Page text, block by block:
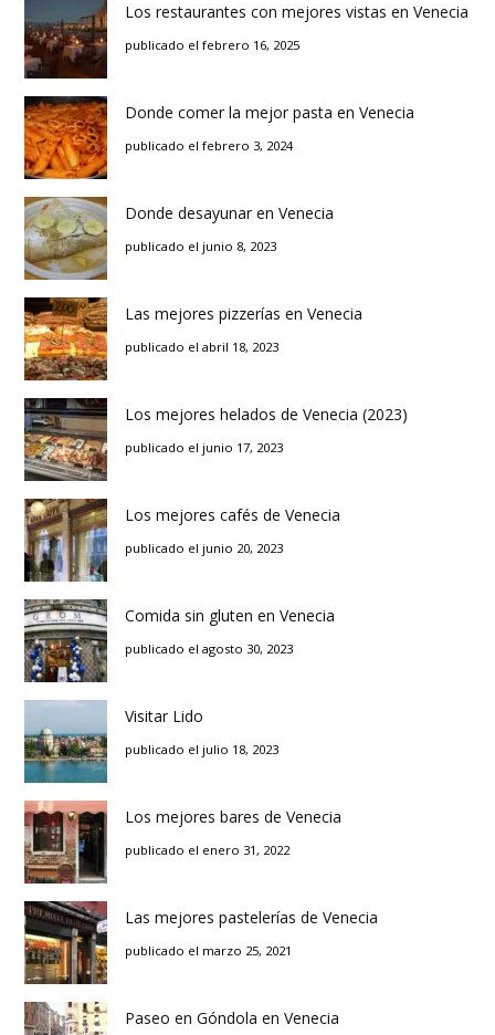
Los restaurantes con mejores vistas en Venecia
publicado el febrero 16, 2025
Donde comer la mejor pasta en Venecia
publicado el febrero 3, 2024
Donde desayunar en Venecia
publicado el junio 8, 2023
Las mejores pizzerías en Venecia
publicado el abril 18, 2023
Los mejores helados de Venecia (2023)
publicado el junio 17, 2023
Los mejores cafés de Venecia
publicado el junio 20, 2023
Comida sin gluten en Venecia
publicado el agosto 30, 2023
Visitar Lido
publicado el julio 18, 2023
Los mejores bares de Venecia
publicado el enero 31, 2022
Las mejores pastelerías de Venecia
publicado el marzo 25, 2021
Paseo en Góndola en Venecia